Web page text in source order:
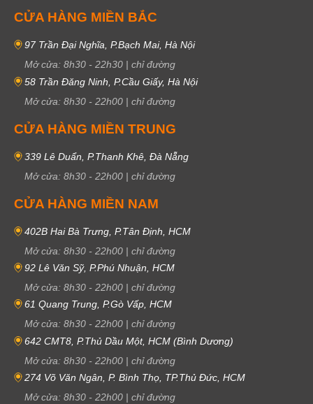
CỬA HÀNG MIỀN BẮC
97 Trần Đại Nghĩa, P.Bạch Mai, Hà Nội
Mở cửa: 8h30 - 22h30 | chỉ đường
58 Trần Đăng Ninh, P.Cầu Giấy, Hà Nội
Mở cửa: 8h30 - 22h00 | chỉ đường
CỬA HÀNG MIỀN TRUNG
339 Lê Duẩn, P.Thanh Khê, Đà Nẵng
Mở cửa: 8h30 - 22h00 | chỉ đường
CỬA HÀNG MIỀN NAM
402B Hai Bà Trưng, P.Tân Định, HCM
Mở cửa: 8h30 - 22h00 | chỉ đường
92 Lê Văn Sỹ, P.Phú Nhuận, HCM
Mở cửa: 8h30 - 22h00 | chỉ đường
61 Quang Trung, P.Gò Vấp, HCM
Mở cửa: 8h30 - 22h00 | chỉ đường
642 CMT8, P.Thủ Dầu Một, HCM (Bình Dương)
Mở cửa: 8h30 - 22h00 | chỉ đường
274 Võ Văn Ngân, P. Bình Thọ, TP.Thủ Đức, HCM
Mở cửa: 8h30 - 22h00 | chỉ đường